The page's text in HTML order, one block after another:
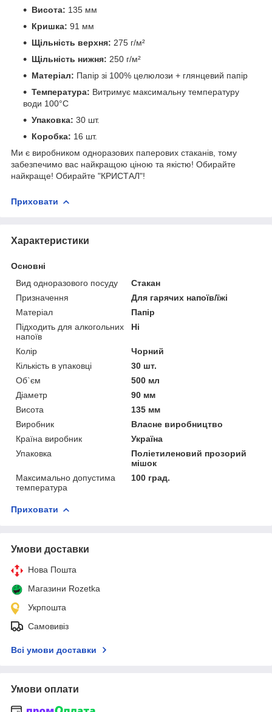
Висота: 135 мм
Кришка: 91 мм
Щільність верхня: 275 г/м²
Щільність нижня: 250 г/м²
Матеріал: Папір зі 100% целюлози + глянцевий папір
Температура: Витримує максимальну температуру
води 100°C
Упаковка: 30 шт.
Коробка: 16 шт.
Ми є виробником одноразових паперових стаканів, тому
забезпечимо вас найкращою ціною та якістю! Обирайте
найкраще! Обирайте "КРИСТАЛ"!
Приховати
Характеристики
Основні
Вид одноразового посуду
Стакан
Призначення
Для гарячих напоїв/їжі
Матеріал
Папір
Підходить для алкогольних
напоїв
Ні
Колір
Чорний
Кількість в упаковці
30 шт.
Об`єм
500 мл
Діаметр
90 мм
Висота
135 мм
Виробник
Власне виробництво
Країна виробник
Україна
Упаковка
Поліетиленовий прозорий
мішок
Максимально допустима
температура
100 град.
Приховати
Умови доставки
Нова Пошта
Магазини Rozetka
Укрпошта
Самовивіз
Всі умови доставки
Умови оплати